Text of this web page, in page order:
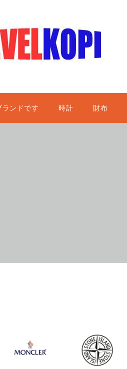
ランドです 時計 財布